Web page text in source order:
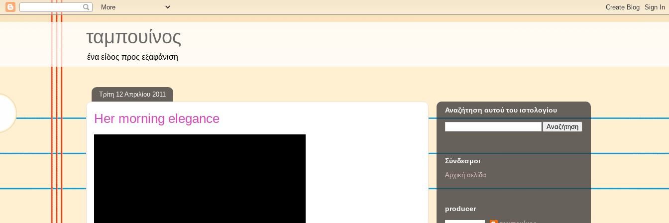
ταμπουίνος
ένα είδος προς εξαφάνιση
Τρίτη 12 Απριλίου 2011
Her morning elegance
Αναζήτηση αυτού του ιστολογίου
Σύνδεσμοι
Αρχική σελίδα
producer